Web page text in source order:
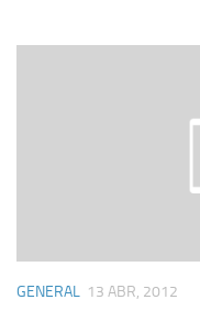
GENERAL 13 ABR, 2012